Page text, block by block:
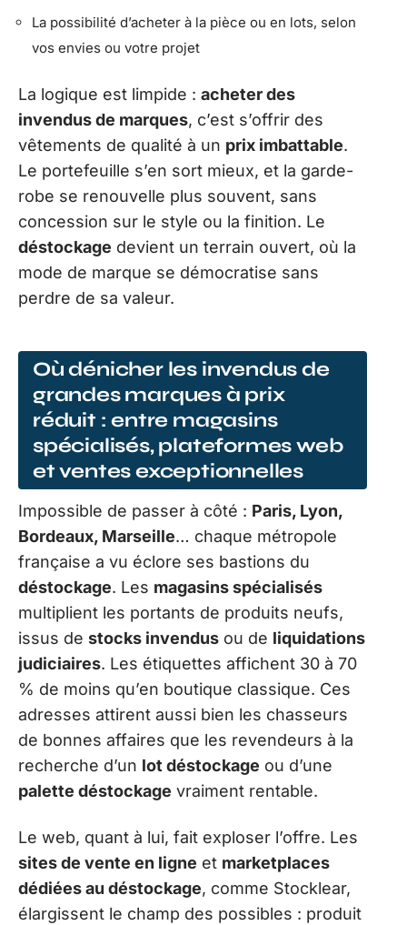
La possibilité d’acheter à la pièce ou en lots, selon
vos envies ou votre projet
La logique est limpide : acheter des
invendus de marques, c’est s’offrir des
vêtements de qualité à un prix imbattable.
Le portefeuille s’en sort mieux, et la garde-
robe se renouvelle plus souvent, sans
concession sur le style ou la finition. Le
déstockage devient un terrain ouvert, où la
mode de marque se démocratise sans
perdre de sa valeur.
Où dénicher les invendus de
grandes marques à prix
réduit : entre magasins
spécialisés, plateformes web
et ventes exceptionnelles
Impossible de passer à côté : Paris, Lyon,
Bordeaux, Marseille… chaque métropole
française a vu éclore ses bastions du
déstockage. Les magasins spécialisés
multiplient les portants de produits neufs,
issus de stocks invendus ou de liquidations
judiciaires. Les étiquettes affichent 30 à 70
% de moins qu’en boutique classique. Ces
adresses attirent aussi bien les chasseurs
de bonnes affaires que les revendeurs à la
recherche d’un lot déstockage ou d’une
palette déstockage vraiment rentable.
Le web, quant à lui, fait exploser l’offre. Les
sites de vente en ligne et marketplaces
dédiées au déstockage, comme Stocklear,
élargissent le champ des possibles : produit